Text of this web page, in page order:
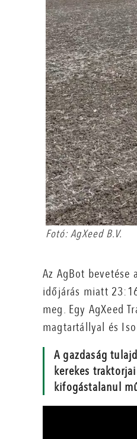
Fotó: AgXeed B.V.
Az AgBot bevetése
időjárás miatt
meg. Egy AgXeed
magtartállyal és
A gazdaság
kerekes
kifogástalanul